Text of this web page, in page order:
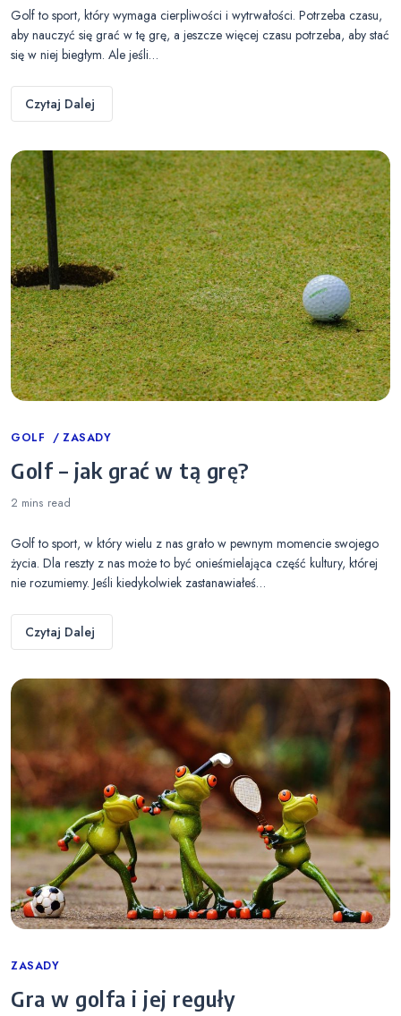
Golf to sport, który wymaga cierpliwości i wytrwałości. Potrzeba czasu,
aby nauczyć się grać w tę grę, a jeszcze więcej czasu potrzeba, aby stać
się w niej biegłym. Ale jeśli…
Czytaj Dalej
Categories
GOLF ZASADY
Golf – jak grać w tą grę?
2 mins read
Golf to sport, w który wielu z nas grało w pewnym momencie swojego
życia. Dla reszty z nas może to być onieśmielająca część kultury, której
nie rozumiemy. Jeśli kiedykolwiek zastanawiałeś…
Czytaj Dalej
Categories
ZASADY
Gra w golfa i jej reguły